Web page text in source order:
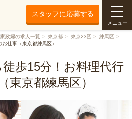
スタッフに応募する
メニュー
政婦の求人一覧 東京都 東京23区
練馬区
仕事（東京都練馬区）
徒歩15分！お料理代行
東京都練馬区）